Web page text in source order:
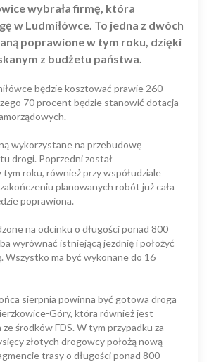
wybrała firmę, która
w Ludmiłówce. To jedna z dwóch
poprawione w tym roku, dzięki
z budżetu państwa.
będzie kosztować prawie 260
70 procent będzie stanowić dotacja
wykorzystane na przebudowę
drogi. Poprzedni został
roku, również przy współudziale
planowanych robót już cała
poprawiona.
na odcinku o długości ponad 800
wyrównać istniejącą jezdnię i położyć
Wszystko ma być wykonane do 16
sierpnia powinna być gotowa droga
Góry, która również jest
środków FDS. W tym przypadku za
złotych drogowcy położą nową
trasy o długości ponad 800